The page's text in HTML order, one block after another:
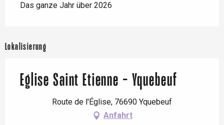
Das ganze Jahr über 2026
Lokalisierung
Eglise Saint Etienne - Yquebeuf
Route de l'Église, 76690 Yquebeuf
Anfahrt